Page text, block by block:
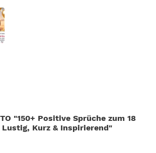
"150+ Positive Sprüche zum 18
Kurz & Inspirierend"